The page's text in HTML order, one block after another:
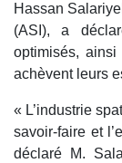
Hassan
(ASI), a
optimisés, ainsi
achèvent leurs
« L’industrie
savoir-faire et
déclaré M.